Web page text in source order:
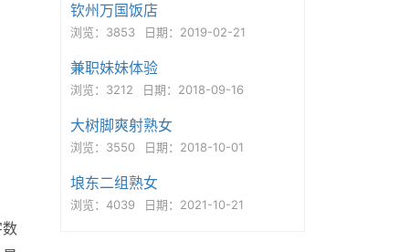
钦州万国饭店
浏览：3853 日期：2019-02-21
兼职妹妹体验
浏览：3212 日期：2018-09-16
大树脚爽射熟女
浏览：3550 日期：2018-10-01
埌东二组熟女
浏览：4039 日期：2021-10-21